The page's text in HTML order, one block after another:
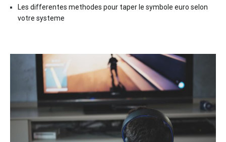
Les differentes methodes pour taper le symbole euro selon
votre systeme